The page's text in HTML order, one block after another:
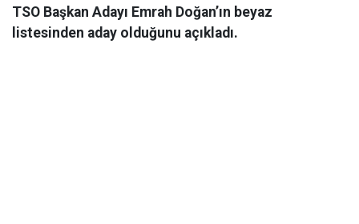
TSO Başkan Adayı Emrah Doğan’ın beyaz
listesinden aday olduğunu açıkladı.